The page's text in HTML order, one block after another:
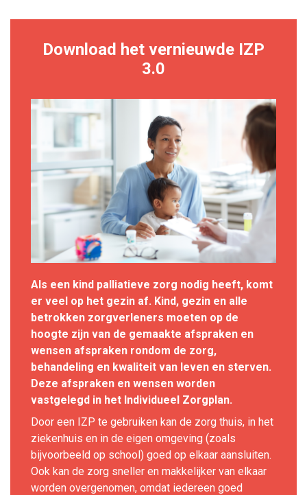
Download het vernieuwde IZP
3.0
Als een kind palliatieve zorg nodig heeft, komt
er veel op het gezin af. Kind, gezin en alle
betrokken zorgverleners moeten op de
hoogte zijn van de gemaakte afspraken en
wensen afspraken rondom de zorg,
behandeling en kwaliteit van leven en sterven.
Deze afspraken en wensen worden
vastgelegd in het Individueel Zorgplan.
Door een IZP te gebruiken kan de zorg thuis, in het
ziekenhuis en in de eigen omgeving (zoals
bijvoorbeeld op school) goed op elkaar aansluiten.
Ook kan de zorg sneller en makkelijker van elkaar
worden overgenomen, omdat iedereen goed